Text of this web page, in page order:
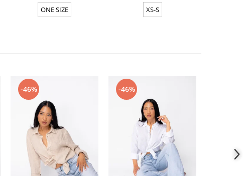
ONE SIZE XS-S
-46% -46%